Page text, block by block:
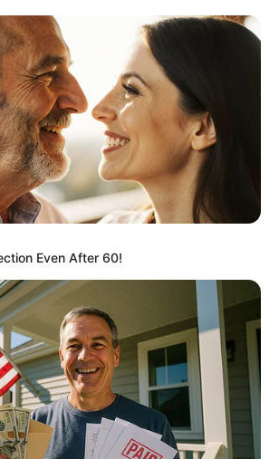
Celebrity Farewells
Even After 60!